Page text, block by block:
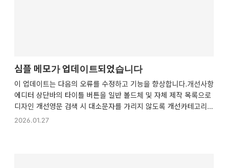
심플 메모가 업데이트되었습니다
이 업데이트는 다음의 오류를 수정하고 기능을 향상합니다.개선사항
에디터 상단바의 타이틀 버튼을 일반 볼드체 및 자체 제작 목록으로
디자인 개선영문 검색 시 대소문자를 가리지 않도록 개선카테고리
생성/수정이나 에디터 글 입력 시 상단바와 글 스타일 추가 중단바가
2026.01.27